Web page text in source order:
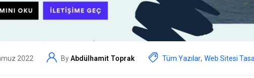
2022 ByAbdülhamit Toprak Tüm Yazılar, Web Sitesi